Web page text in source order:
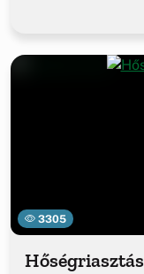
3305
Hőségriasztás